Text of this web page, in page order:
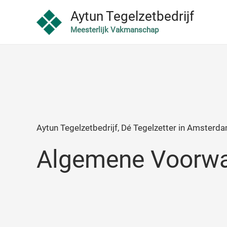
Aytun Tegelzetbedrijf
Meesterlijk Vakmanschap
Aytun Tegelzetbedrijf, Dé Tegelzetter in
Algemene